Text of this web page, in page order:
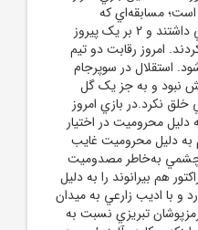
مسابقه‌اي که
قرمزپوشان تبريزي بازگشت طلايي داشتند و 2 بر يک پيروز
امروز رقابت دو تيم
استقلال در سوپرجام
نبود و به جز يک گل
خلق نکرد.در بازي امروز
دليل محروميت در اختيار
به دليل محروميت غايب
چشمي به‌خاطر مصدوميت
هم بيرانوند را به دليل
و با اديب زارعي به ميدان
تبريزي نسبت به